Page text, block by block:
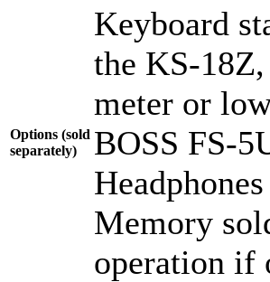
Options (sold
separately)
Keyboard
the KS-
meter or
BOSS FS-
Memory
operation if